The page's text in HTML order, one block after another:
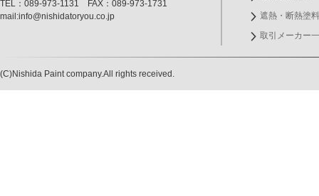
TEL：089-973-1131 FAX：089-973-1731
mail:info@nishidatoryou.co.jp
遮熱・断熱塗料
取引メーカー
(C)Nishida Paint company.All rights received.